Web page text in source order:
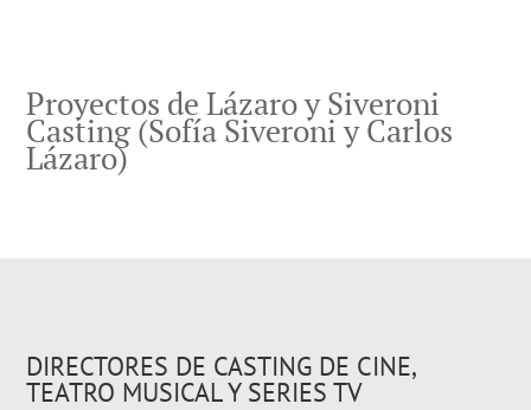
Proyectos de Lázaro y Siveroni
Casting (Sofía Siveroni y Carlos
Lázaro)
DIRECTORES DE CASTING DE CINE,
TEATRO MUSICAL Y SERIES TV